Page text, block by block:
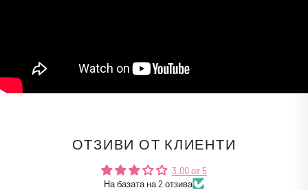
ОТЗИВИ ОТ КЛИЕНТИ
3.00 от 5
На базата на 2 отзива